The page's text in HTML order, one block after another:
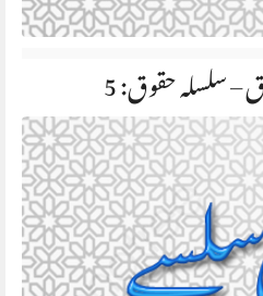
سلسلہ حقوق: 5